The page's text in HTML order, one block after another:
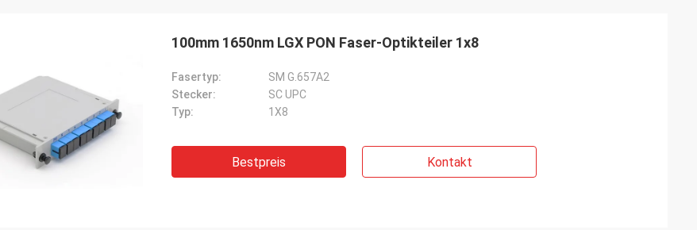
100mm 1650nm LGX PON Faser-Optikteiler 1x8
Fasertyp:
SM G.657A2
Stecker:
SC UPC
Typ:
1X8
Bestpreis Kontakt